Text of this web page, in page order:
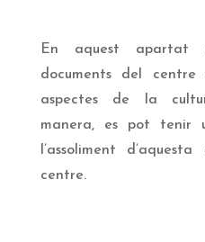
En aquest apartat
documents del
aspectes de la
manera, es pot tenir
l’assoliment
centre.